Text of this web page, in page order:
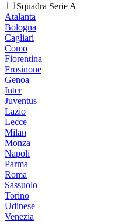
Squadra Serie A
Atalanta
Bologna
Cagliari
Como
Fiorentina
Frosinone
Genoa
Inter
Juventus
Lazio
Lecce
Milan
Monza
Napoli
Parma
Roma
Sassuolo
Torino
Udinese
Venezia